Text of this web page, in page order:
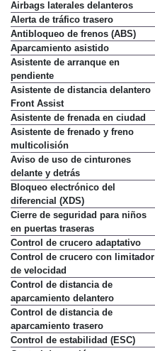
Airbags laterales delanteros
Alerta de tráfico trasero
Antibloqueo de frenos (ABS)
Aparcamiento asistido
Asistente de arranque en
pendiente
Asistente de distancia delantero
Front Assist
Asistente de frenada en ciudad
Asistente de frenado y freno
multicolisión
Aviso de uso de cinturones
delante y detrás
Bloqueo electrónico del
diferencial (XDS)
Cierre de seguridad para niños
en puertas traseras
Control de crucero adaptativo
Control de crucero con limitador
de velocidad
Control de distancia de
aparcamiento delantero
Control de distancia de
aparcamiento trasero
Control de estabilidad (ESC)